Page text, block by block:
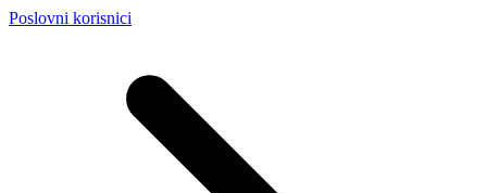
Poslovni korisnici